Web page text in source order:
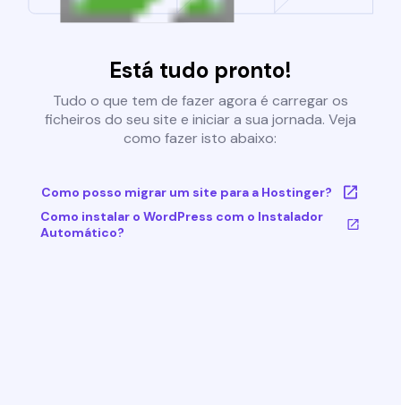
Está tudo pronto!
Tudo o que tem de fazer agora é carregar os
ficheiros do seu site e iniciar a sua jornada. Veja
como fazer isto abaixo:
Como posso migrar um site para a Hostinger?
Como instalar o WordPress com o Instalador
Automático?